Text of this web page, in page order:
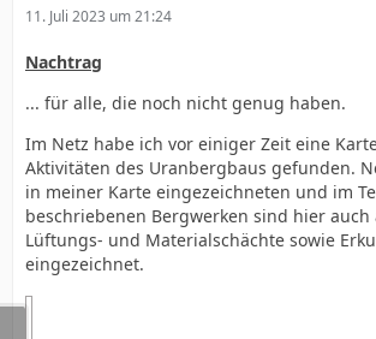
11. Juli 2023 um 21:24
Nachtrag
... für alle, die noch nicht genug haben.
Im Netz habe ich vor einiger Zeit eine
Aktivitäten des Uranbergbaus gefunden.
in meiner Karte eingezeichneten und im
beschriebenen Bergwerken sind hier auch
Lüftungs- und Materialschächte sowie
eingezeichnet.